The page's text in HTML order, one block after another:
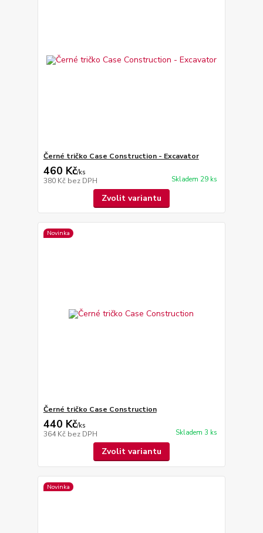
Černé tričko Case Construction - Excavator
460 Kč/ks
380 Kč bez DPH Skladem 29 ks
Zvolit variantu
Novinka
Černé tričko Case Construction
440 Kč/ks
364 Kč bez DPH Skladem 3 ks
Zvolit variantu
Novinka